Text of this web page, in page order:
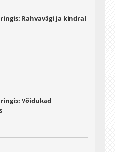
Rahvavägi ja kindral
Võidukad